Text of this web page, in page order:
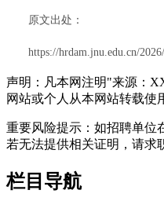
原文出处：
https://hrdam.jnu.edu.cn/
声明：凡本网注明"来源：
网站或个人从本网站转载使
重要风险提示：如招聘单位
若无法提供相关证明，请求
栏目导航